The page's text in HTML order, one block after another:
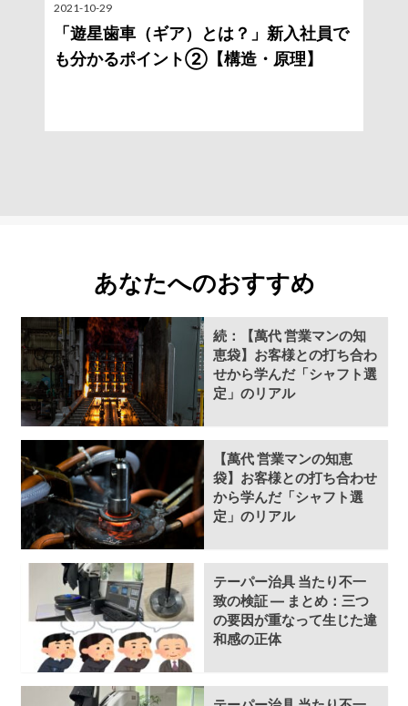
2021-10-29
「遊星歯車（ギア）とは？」新入社員で
も分かるポイント②【構造・原理】
あなたへのおすすめ
続：【萬代 営業マンの知
恵袋】お客様との打ち合わ
せから学んだ「シャフト選
定」のリアル
【萬代 営業マンの知恵
袋】お客様との打ち合わせ
から学んだ「シャフト選
定」のリアル
テーパー治具 当たり不一
致の検証 ― まとめ：三つ
の要因が重なって生じた違
和感の正体